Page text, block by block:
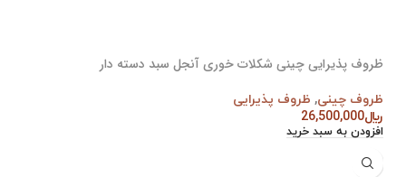
ظروف پذیرایی چینی شکلات خوری آنجل سبد دسته دار
ظروف چینی, ظروف پذیرایی
﷼26,500,000
افزودن به سبد خرید